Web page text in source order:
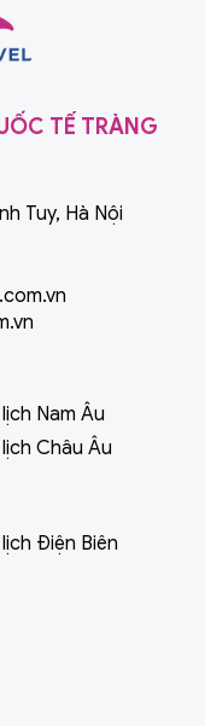
TẾ TRÀNG
Tuy, Hà Nội
Nam Âu
Châu Âu
Điện Biên